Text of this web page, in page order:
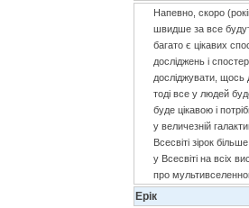
Напевно, скоро
швидше за все
багато є цікавих
досліджень і
досліджувати, щось
тоді все у людей
буде цікавою і
у величезній
Всесвіті зірок
у Всесвіті на всіх
про
Ерік